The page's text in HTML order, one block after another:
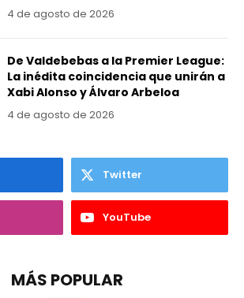
4 de agosto de 2026
De Valdebebas a la Premier League:
La inédita coincidencia que unirán a
Xabi Alonso y Álvaro Arbeloa
4 de agosto de 2026
Twitter
YouTube
MÁS POPULAR